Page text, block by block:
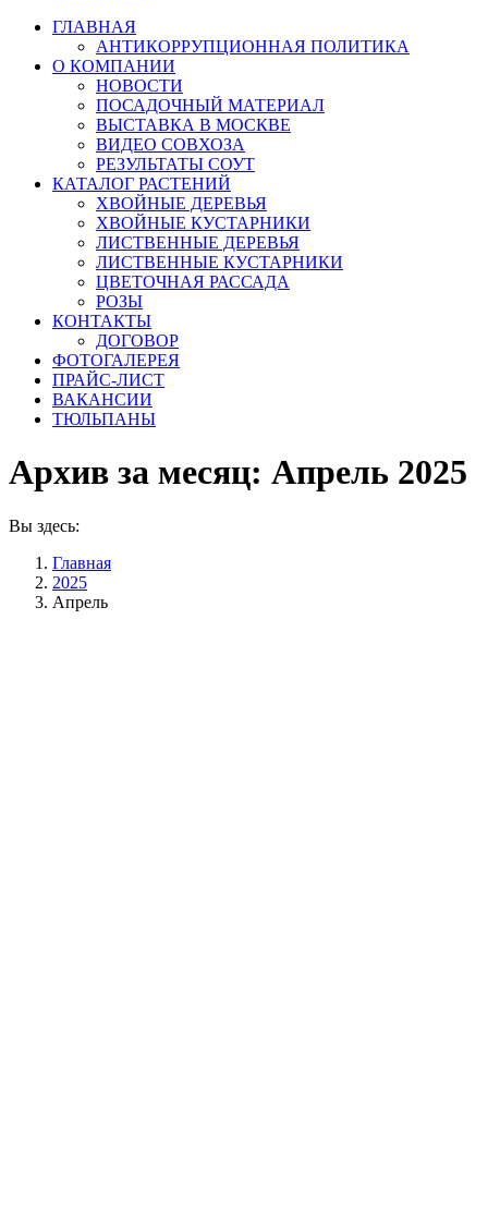
ГЛАВНАЯ
АНТИКОРРУПЦИОННАЯ ПОЛИТИКА
О КОМПАНИИ
НОВОСТИ
ПОСАДОЧНЫЙ МАТЕРИАЛ
ВЫСТАВКА В МОСКВЕ
ВИДЕО СОВХОЗА
РЕЗУЛЬТАТЫ СОУТ
КАТАЛОГ РАСТЕНИЙ
ХВОЙНЫЕ ДЕРЕВЬЯ
ХВОЙНЫЕ КУСТАРНИКИ
ЛИСТВЕННЫЕ ДЕРЕВЬЯ
ЛИСТВЕННЫЕ КУСТАРНИКИ
ЦВЕТОЧНАЯ РАССАДА
РОЗЫ
КОНТАКТЫ
ДОГОВОР
ФОТОГАЛЕРЕЯ
ПРАЙС-ЛИСТ
ВАКАНСИИ
ТЮЛЬПАНЫ
Архив за месяц: Апрель 2025
Вы здесь:
Главная
2025
Апрель